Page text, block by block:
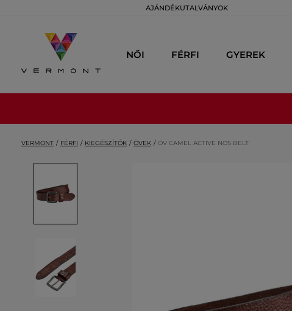
AJÁNDÉKUTALVÁNYOK
NŐI FÉRFI GYEREK
VERMONT FÉRFI KIEGÉSZÍTŐK ÖVEK ÖV CAMEL ACTIVE NOS BELT